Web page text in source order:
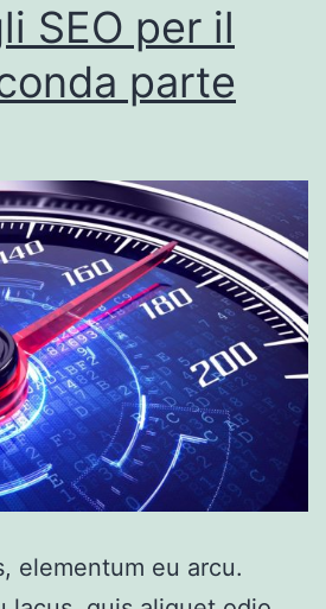
SEO per il
parte
elementum eu arcu.